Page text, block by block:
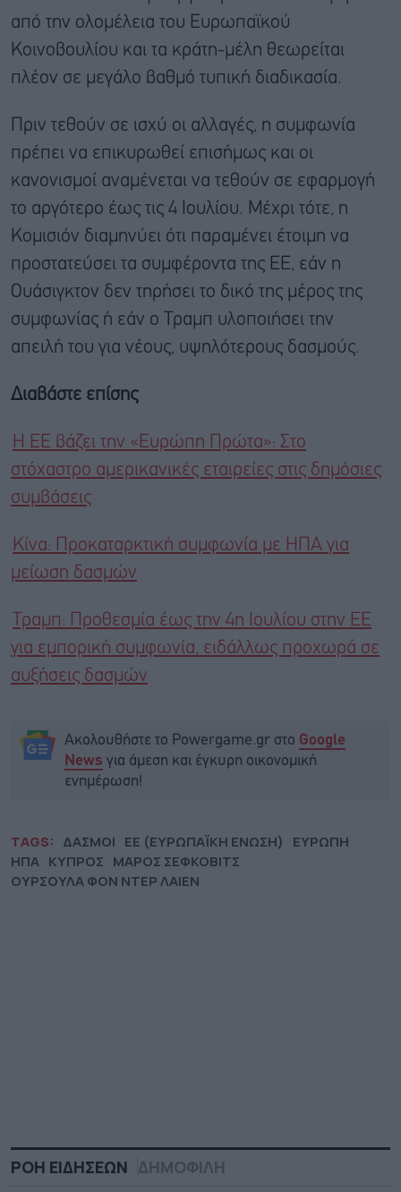
από την ολομέλεια του Ευρωπαϊκού
Κοινοβουλίου και τα κράτη-μέλη θεωρείται
πλέον σε μεγάλο βαθμό τυπική διαδικασία.
Πριν τεθούν σε ισχύ οι αλλαγές, η συμφωνία
πρέπει να επικυρωθεί επισήμως και οι
κανονισμοί αναμένεται να τεθούν σε εφαρμογή
το αργότερο έως τις 4 Ιουλίου. Μέχρι τότε, η
Κομισιόν διαμηνύει ότι παραμένει έτοιμη να
προστατεύσει τα συμφέροντα της ΕΕ, εάν η
Ουάσιγκτον δεν τηρήσει το δικό της μέρος της
συμφωνίας ή εάν ο Τραμπ υλοποιήσει την
απειλή του για νέους, υψηλότερους δασμούς.
Διαβάστε επίσης
Η ΕΕ βάζει την «Ευρώπη Πρώτα»: Στο
στόχαστρο αμερικανικές εταιρείες στις δημόσιες
συμβάσεις
Κίνα: Προκαταρκτική συμφωνία με ΗΠΑ για
μείωση δασμών
Τραμπ: Προθεσμία έως την 4η Ιουλίου στην ΕΕ
για εμπορική συμφωνία, ειδάλλως προχωρά σε
αυξήσεις δασμών
Ακολουθήστε το Powergame.gr στο Google
News για άμεση και έγκυρη οικονομική
ενημέρωση!
TAGS: ΔΑΣΜΟΙ ΕΕ (ΕΥΡΩΠΑΪΚΗ ΕΝΩΣΗ)
ΕΥΡΩΠΗ
ΗΠΑ ΚΥΠΡΟΣ ΜΑΡΟΣ ΣΕΦΚΟΒΙΤΣ
ΟΥΡΣΟΥΛΑ ΦΟΝ ΝΤΕΡ ΛΑΙΕΝ
ΡΟΗ ΕΙΔΗΣΕΩΝ ΔΗΜΟΦΙΛΗ